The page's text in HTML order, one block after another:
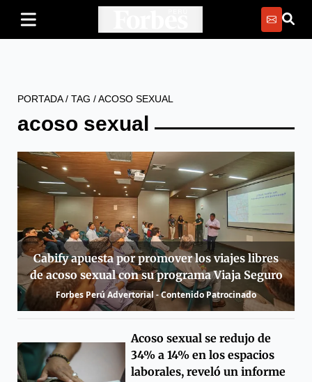
PORTADA/ TAG /ACOSO SEXUAL
acoso sexual
Cabify apuesta por promover los viajes libres
de acoso sexual con su programa Viaja Seguro
Forbes Perú Advertorial - Contenido Patrocinado
Acoso sexual se redujo de
34% a 14% en los espacios
laborales, reveló un informe